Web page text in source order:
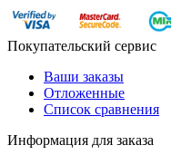
Покупательский сервис
Ваши заказы
Отложенные
Список сравнения
Информация для заказа